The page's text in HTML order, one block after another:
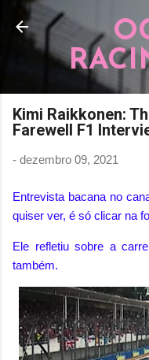
Pular
Kimi Raikkonen:
Farewell F1
- dezembro 09, 2021
Entrevista bacana no
quiser ver, é só clicar na
Ele refletiu sobre a
também.